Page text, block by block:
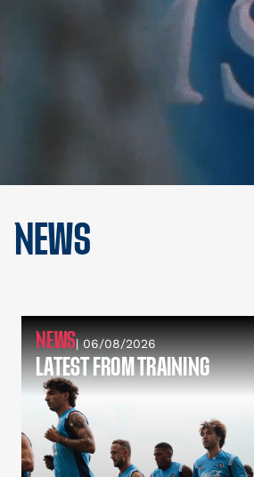
NEWS
NEWS| 06/08/2026
LATEST FROM TRAINING